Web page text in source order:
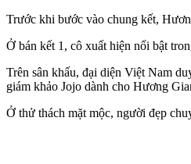
Trước khi bước vào chung kết,
Ở bán kết 1, cô xuất hiện nổi bật
Trên sân khấu, đại diện Việt Nam
giám khảo Jojo dành cho Hương
Ở thử thách mặt mộc, người đẹp